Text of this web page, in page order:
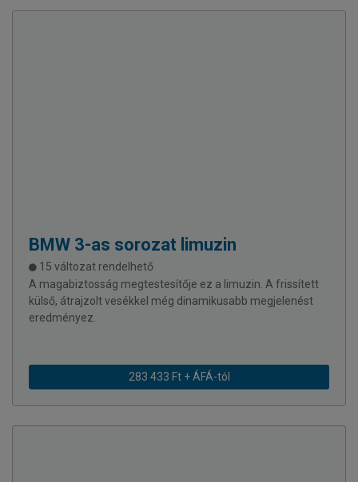
BMW 3-as sorozat limuzin
15 változat rendelhető
A magabiztosság megtestesítője ez a limuzin. A frissített
külső, átrajzolt vesékkel még dinamikusabb megjelenést
eredményez.
283 433 Ft + ÁFÁ-tól